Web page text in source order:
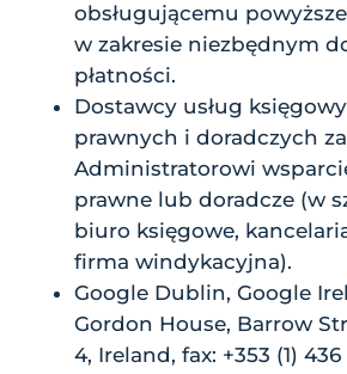
obsługującemu
w zakresie niezbędnym
płatności.
Dostawcy usług
prawnych i doradczych
Administratorowi
prawne lub doradcze (w
biuro księgowe,
firma windykacyjna).
Google Dublin, Google
Gordon House, Barrow
4, Ireland, fax: +353 (1) 436